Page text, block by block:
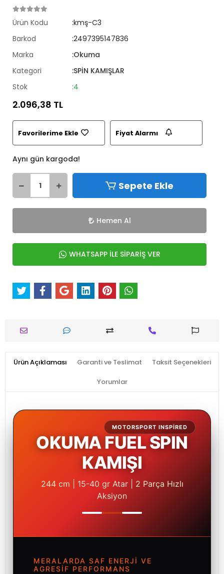
Ürün Kodu
:kmş-C3
Barkod
:2497395147836
Marka
:Okuma
Kategori
:SPİN KAMIŞLAR
Stok
:4
2.096,38 TL
Favorilerime Ekle Fiyat Alarmı
Aynı gün kargoda!
Sepete Ekle
Hemen Al
WHATSAPP İLE SİPARİŞ VER
Ürün Açıklaması Garanti ve Teslimat Taksit Seçenekleri
Yorumlar
MOTORSPORT INSPIRED
OKUMA FUEL SPIN
KAMIŞI
244 cm | 15-40 gr Atar | 2 Parça Hızlı
Aksiyon
MERALARDA SAF ENERJI VE
AGRESIF PERFORMANS